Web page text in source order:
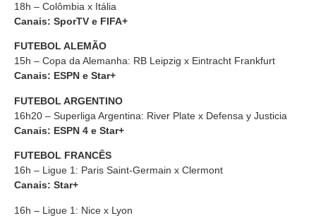
18h – Colômbia x Itália
Canais: SporTV e FIFA+
FUTEBOL ALEMÃO
15h – Copa da Alemanha: RB Leipzig x Eintracht Frankfurt
Canais: ESPN e Star+
FUTEBOL ARGENTINO
16h20 – Superliga Argentina: River Plate x Defensa y Justicia
Canais: ESPN 4 e Star+
FUTEBOL FRANCÊS
16h – Ligue 1: Paris Saint-Germain x Clermont
Canais: Star+
16h – Ligue 1: Nice x Lyon